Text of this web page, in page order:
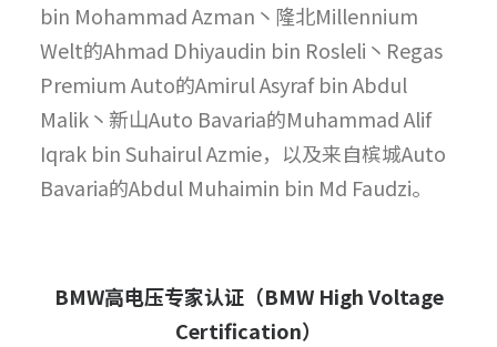
bin Mohammad Azman丶隆北Millennium
Welt的Ahmad Dhiyaudin bin Rosleli丶Regas
Premium Auto的Amirul Asyraf bin Abdul
Malik丶新山Auto Bavaria的Muhammad Alif
Iqrak bin Suhairul Azmie，以及来自槟城Auto
Bavaria的Abdul Muhaimin bin Md Faudzi。
BMW高电压专家认证（BMW High Voltage
Certification）